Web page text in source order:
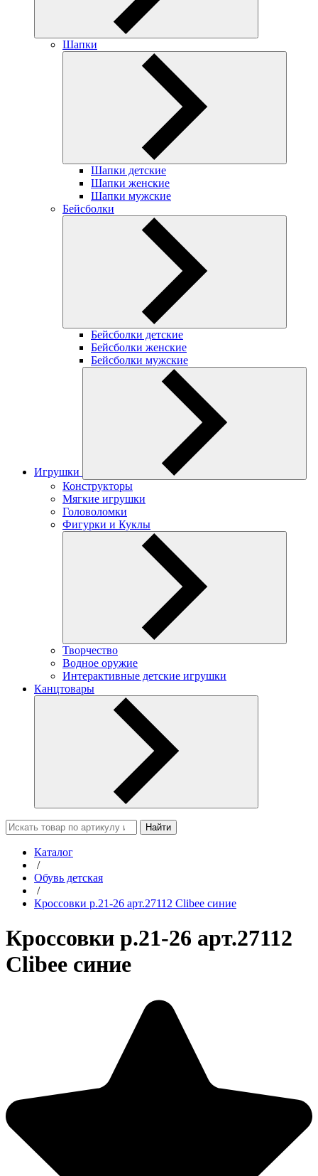
Шапки
Шапки детские
Шапки женские
Шапки мужские
Бейсболки
Бейсболки детские
Бейсболки женские
Бейсболки мужские
Игрушки
Конструкторы
Мягкие игрушки
Головоломки
Фигурки и Куклы
Творчество
Водное оружие
Интерактивные детские игрушки
Канцтовары
Найти
Каталог
/
Обувь детская
/
Кроссовки р.21-26 арт.27112 Clibee синие
Кроссовки р.21-26 арт.27112
Clibee синие